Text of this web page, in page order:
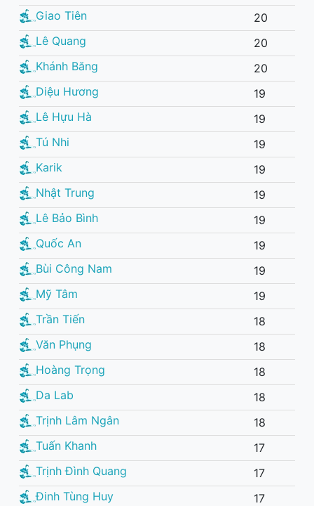
Giao Tiên
20
Lê Quang
20
Khánh Băng
20
Diệu Hương
19
Lê Hựu Hà
19
Tú Nhi
19
Karik
19
Nhật Trung
19
Lê Bảo Bình
19
Quốc An
19
Bùi Công Nam
19
Mỹ Tâm
19
Trần Tiến
18
Văn Phụng
18
Hoàng Trọng
18
Da Lab
18
Trịnh Lâm Ngân
18
Tuấn Khanh
17
Trịnh Đình Quang
17
Đinh Tùng Huy
17